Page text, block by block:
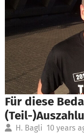
Für diese
(Teil-
H. Bagli 10 years